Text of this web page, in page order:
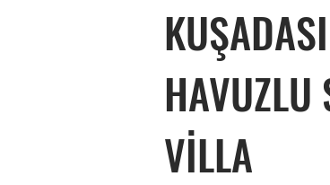
HAVUZLU
VİLLA